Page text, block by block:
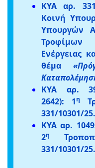
ΚΥΑ αρ.
Κοινή
Υπουργών
Τροφίμων
Ενέργειας
θέμα
ΚΥΑ αρ.
2642): 1η
331/10301/
ΚΥΑ αρ.
2η
331/10301/